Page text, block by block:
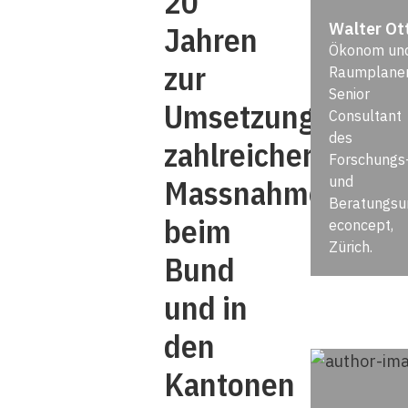
Jahren
zur
Umsetzung
zahlreicher
Massnahmen
beim
Bund
und in
den
Kantonen
Walter
Ökonom
Senior
Consultant
des
und
econcept,
Zürich.